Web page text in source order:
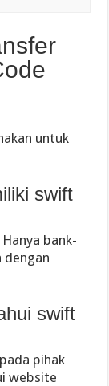
untuk
swift
bank-
dengan
swift
pihak
website